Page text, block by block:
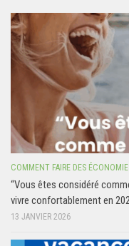
COMMENT FAIRE DES
“Vous êtes considéré
vivre confortablement en
13 JANVIER 2026